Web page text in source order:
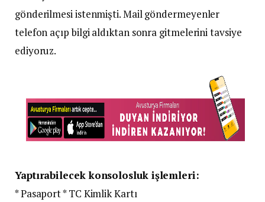
gönderilmesi istenmişti. Mail göndermeyenler
telefon açıp bilgi aldıktan sonra gitmelerini tavsiye
ediyoruz.
Yaptırabilecek konsolosluk işlemleri:
* Pasaport * TC Kimlik Kartı